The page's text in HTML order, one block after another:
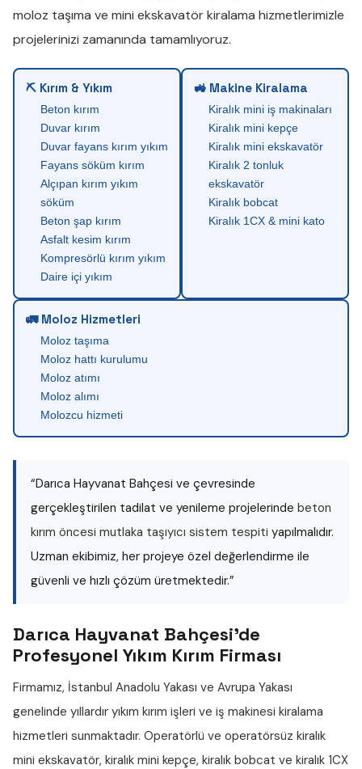
moloz taşıma ve mini ekskavatör kiralama hizmetlerimizle
projelerinizi zamanında tamamlıyoruz.
⛏ Kırım & Yıkım
Beton kırım
Duvar kırım
Duvar fayans kırım yıkım
Fayans söküm kırım
Alçıpan kırım yıkım
söküm
Beton şap kırım
Asfalt kesim kırım
Kompresörlü kırım yıkım
Daire içi yıkım
🚜 Makine Kiralama
Kiralık mini iş makinaları
Kiralık mini kepçe
Kiralık mini ekskavatör
Kiralık 2 tonluk
ekskavatör
Kiralık bobcat
Kiralık 1CX & mini kato
🚛 Moloz Hizmetleri
Moloz taşıma
Moloz hattı kurulumu
Moloz atımı
Moloz alımı
Molozcu hizmeti
“Darıca Hayvanat Bahçesi ve çevresinde
gerçekleştirilen tadilat ve yenileme projelerinde beton
kırım öncesi mutlaka taşıyıcı sistem tespiti yapılmalıdır.
Uzman ekibimiz, her projeye özel değerlendirme ile
güvenli ve hızlı çözüm üretmektedir.”
Darıca Hayvanat Bahçesi'de
Profesyonel Yıkım Kırım Firması
Firmamız, İstanbul Anadolu Yakası ve Avrupa Yakası
genelinde yıllardır yıkım kırım işleri ve iş makinesi kiralama
hizmetleri sunmaktadır. Operatörlü ve operatörsüz kiralık
mini ekskavatör, kiralık mini kepçe, kiralık bobcat ve kiralık 1CX